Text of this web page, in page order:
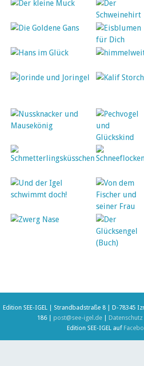
Edition SEE-IGEL | Strandbadstraße 8 | D-78345
186 | post@see-igel.de| Datenschutz
Edition SEE-IGEL auf